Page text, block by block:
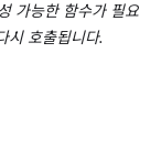
가능한 함수가 필요
시 호출됩니다.